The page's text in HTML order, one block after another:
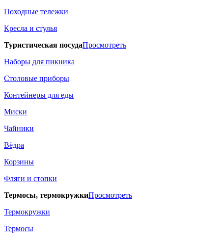
Походные тележки
Кресла и стулья
Туристическая посудаПросмотреть
Наборы для пикника
Столовые приборы
Контейнеры для еды
Миски
Чайники
Вёдра
Корзины
Фляги и стопки
Термосы, термокружкиПросмотреть
Термокружки
Термосы